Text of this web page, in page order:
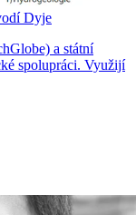
Dyje
a státní
spolupráci. Využijí